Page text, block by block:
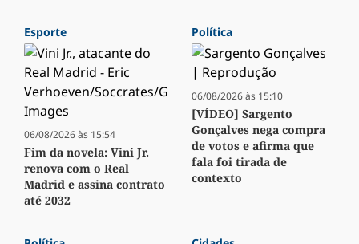
Esporte
06/08/2026 às 15:54
Fim da novela: Vini Jr.
renova com o Real
Madrid e assina contrato
até 2032
Política
06/08/2026 às 15:10
[VÍDEO] Sargento
Gonçalves nega compra
de votos e afirma que
fala foi tirada de
contexto